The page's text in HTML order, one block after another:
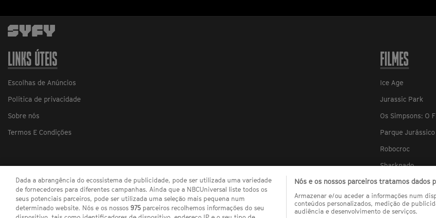
LINKS ÚTEIS
Escolhas de Anúncios
Política de privacidade
Sobre nós
Termos E Condições
FILMES
Ice Age
Jurassic Park
Os Simpsons: O
Parque Jurássico
Robocroc
Sharknado
Sharknado 2
Sharknado 3
Sharknado 4: The
Dada a abrangência do ecossistema de publicidade, pode ser utilizada uma variedade
de fornecedores para diferentes campanhas. Ainda que a NBCUniversal liste todos os
seus potenciais parceiros, pode ser utilizada uma seleção mais pequena num
determinado website. Nós e os nossos 975 parceiros recolhemos informações do seu
Nós e os nossos parceiros tratamos dados
Armazenar e/ou aceder a informações num
conteúdos personalizados, medição de
audiência e desenvolvimento de serviços.